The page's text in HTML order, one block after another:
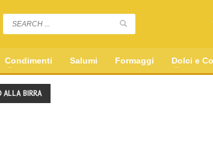
Condimenti Salumi Formaggi Dolci e
ALLA BIRRA